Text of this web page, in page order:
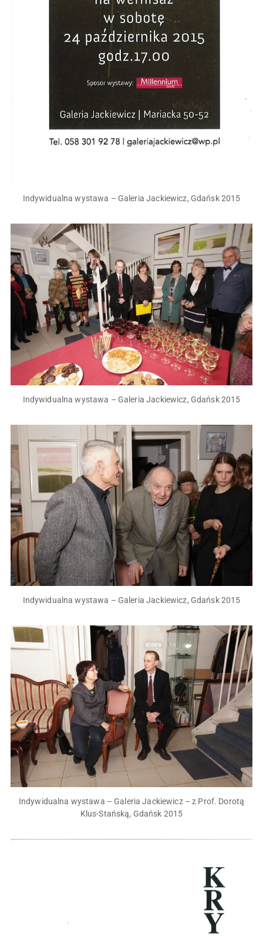
Indywidualna wystawa – Galeria Jackiewicz, Gdańsk 2015
Indywidualna wystawa – Galeria Jackiewicz, Gdańsk 2015
Indywidualna wystawa – Galeria Jackiewicz, Gdańsk 2015
Indywidualna wystawa – Galeria Jackiewicz – z Prof. Dorotą
Klus-Stańską, Gdańsk 2015